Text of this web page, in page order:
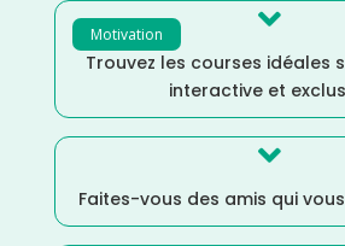
Motivation 
Trouvez les courses idéales
interactive et

Faites-vous des amis qui